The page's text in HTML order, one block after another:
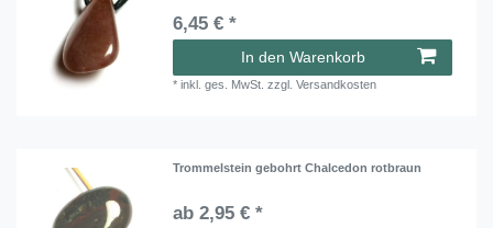
6,45 € *
In den Warenkorb
*inkl. ges. MwSt. zzgl.Versandkosten
Trommelstein gebohrt Chalcedon rotbraun
ab 2,95 € *